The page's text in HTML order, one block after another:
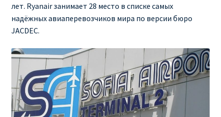
лет. Ryanair занимает 28 место в списке самых
надёжных авиаперевозчиков мира по версии бюро
JACDEC.